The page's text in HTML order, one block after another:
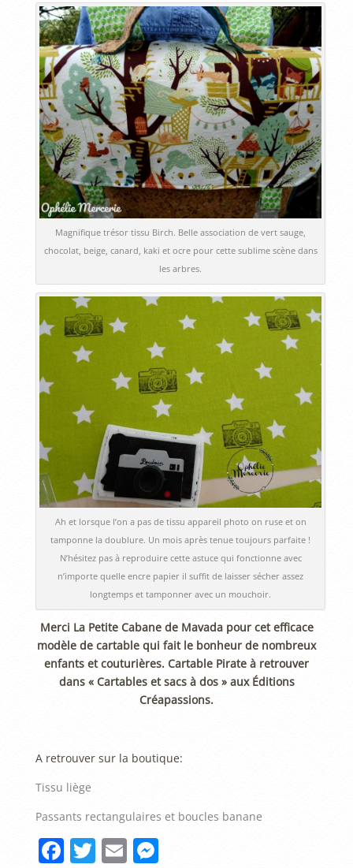
Magnifique trésor tissu Birch. Belle association de vert sauge,
chocolat, beige, canard, kaki et ocre pour cette sublime scène dans
les arbres.
Ah et lorsque l’on a pas de tissu appareil photo on ruse et on
tamponne la doublure. Un mois après tenue toujours parfaite !
N’hésitez pas à reproduire cette astuce qui fonctionne avec
n’importe quelle encre papier il suffit de laisser sécher assez
longtemps et tamponner avec un mouchoir.
Merci La Petite Cabane de Mavada pour cet efficace
modèle de cartable qui fait le bonheur de nombreux
enfants et couturières. Cartable Pirate à retrouver
dans « Cartables et sacs à dos » aux Éditions
Créapassions.
A retrouver sur la boutique:
Tissu liège
Passants rectangulaires et boucles banane
F T E